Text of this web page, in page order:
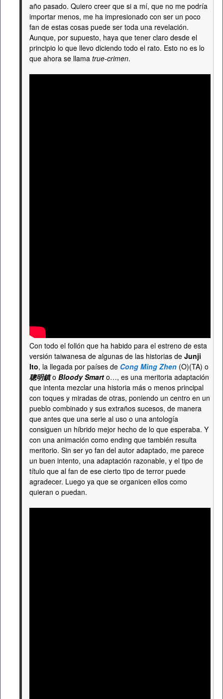
año pasado. Quiero creer que si a mí, que no me podría
importar menos, me ha impresionado con ser un poco
fan de estas cosas puede ser toda una revelación.
Aunque, por supuesto, haya que tener claro desde el
principio lo que llevo diciendo todo el rato. Esto no es lo
que ahora se llama true-crimen.
Con todo el follón que ha habido para el estreno de esta
versión taiwanesa de algunas de las historias de Junji
Ito, la llegada por países de Cong Ming Zhen (O)(TA) o
聰明鎮o Bloody Smart o…, es una meritoria adaptación
que intenta mezclar una historia más o menos principal
con toques y miradas de otras, poniendo un centro en un
pueblo combinado y sus extraños sucesos, de manera
que antes que una serie al uso o una antología
consiguen un híbrido mejor hecho de lo que esperaba. Y
con una animación como ending que también resulta
meritorio. Sin ser yo fan del autor adaptado, me parece
un buen intento, una adaptación razonable, y el tipo de
título que al fan de ese cierto tipo de terror puede
agradecer. Luego ya que se organicen ellos como
quieran o puedan.